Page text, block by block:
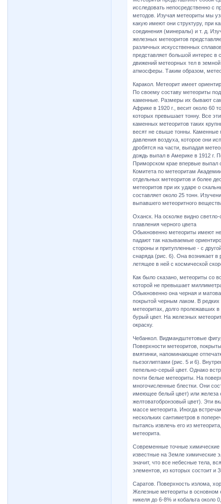
исследовать непосредственно с
методов. Изучая метеориты мы
какую имеют они структуру, при
соединения (минералы) и т. д.
железных метеоритов
различных искусственных
представляет большой интерес в
движений метеорных тел в
атмосферы. Таким образом,
Каракол. Метеорит имеет
По своему составу метеориты
каменные. Размеры их бывают
Африке в 1920 г., весит около 60
которых превышает тонну. Все
каменных метеоритов таких
весят не свыше тонны. Каменные
давления воздуха, которое они
дробятся на части, выпадая
дождь выпал в Америке в 1912 г.
Приморском крае впервые выпал
Комитета по метеоритам
отдельных метеоритов и более
метеоритов при их ударе о
составляет около 25 тонн.
выпавшего метеоритного
Оханск. На осколке видно
плавления черного цвета
Обыкновенно метеориты имеют
падают так называемые
стороны и притупленные - с
снаряда (рис. 6). Она возникает
летящее в ней с космической
Как было сказано, метеориты со
которой не превышает
Обыкновенно она черная и
покрытой черным лаком. В редких
метеоритах, долго пролежавших
бурый цвет. На железных
окраску.
Чебанкол. Видмандштетовые
Поверхности метеоритов,
вмятинки, напоминающие
пьезоглиптами (рис. 5 и 6).
пепельно-серый цвет. Однако
почти белые метеориты. На
многочисленные блестки. Они
имеющее белый цвет) или железа
желтоватобронзовый цвет). Эти
массе метеорита. Иногда
нескольких сантиметров в
пытаясь извлечь его из
метеорита.
Современные точные химические
известные на Земле химические
значит, что все небесные тела,
элементов, из которых состоит
Саратов. Поверхность излома,
Железные метеориты в основном
никеля до 6-8% и кобальта около